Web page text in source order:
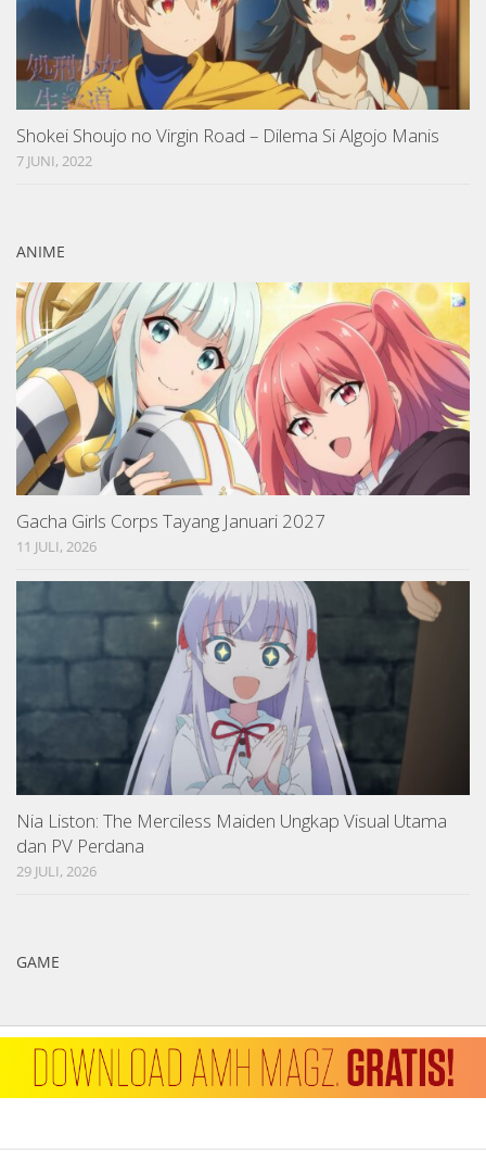
Shokei Shoujo no Virgin Road – Dilema Si Algojo Manis
7 JUNI, 2022
ANIME
Gacha Girls Corps Tayang Januari 2027
11 JULI, 2026
Nia Liston: The Merciless Maiden Ungkap Visual Utama
dan PV Perdana
29 JULI, 2026
GAME